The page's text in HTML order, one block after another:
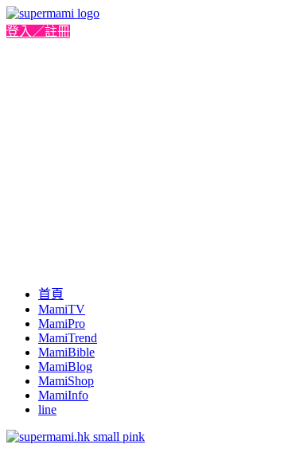
登入／註冊
首頁
MamiTV
MamiPro
MamiTrend
MamiBible
MamiBlog
MamiShop
MamiInfo
line